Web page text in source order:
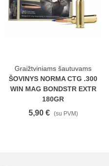
Graižtviniams šautuvams
ŠOVINYS NORMA CTG .300
WIN MAG BONDSTR EXTR
180GR
5,90 € (su PVM)